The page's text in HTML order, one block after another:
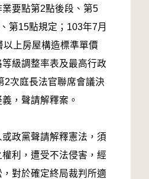
要點第2點後段、第5
第15點規定；103年7月
上房屋構造標準單價
級調整率表及最高行政
2次庭長法官聯席會議決
，聲請解釋案。
或政黨聲請解釋憲法，須
利，遭受不法侵害，經
對於確定終局裁判所適